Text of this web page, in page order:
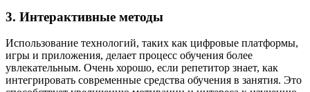
3. Интерактивные методы
Использование технологий, таких как цифровые платформы,
игры и приложения, делает процесс обучения более
увлекательным. Очень хорошо, если репетитор знает, как
интегрировать современные средства обучения в занятия. Это